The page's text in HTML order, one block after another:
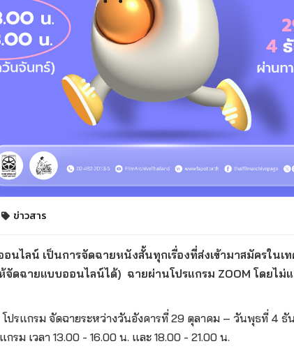
ข่าวสาร
นไลน์ เป็นการจัดฉายหนังสั้นทุกเรื่องที่ส่งเข้ามาสมัครในเ
ดฉายแบบออนไลน์ได้) ฉายผ่านโปรแกรม ZOOM โดยไม่
รแกรม จัดฉายระหว่างวันอังคารที่ 29 ตุลาคม – วันพุธที่ 4
รม เวลา 13.00 - 16.00 น. และ 18.00 - 21.00 น.